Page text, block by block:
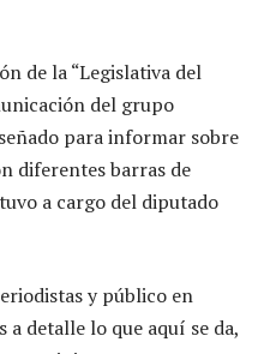
de la “Legislativa del
del grupo
para informar sobre
diferentes barras de
a cargo del diputado
y público en
a detalle lo que aquí se da,